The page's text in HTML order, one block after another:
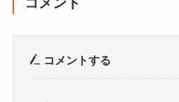
コメントする